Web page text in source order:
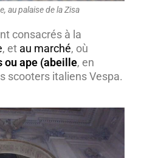
au palaise de la Zisa
consacrés à la
, et au marché, où
ou ape (abeille, en
scooters italiens Vespa.